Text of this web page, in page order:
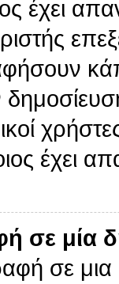
έχει
έχει
σε μία
σε